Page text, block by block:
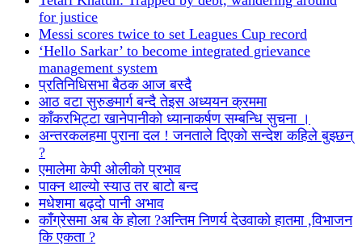
for justice
Messi scores twice to set Leagues Cup record
‘Hello Sarkar’ to become integrated grievance
management system
प्रतिनिधिसभा बैठक आज बस्दै
आठ वटा सुरुङमार्ग बन्दै तेइस अध्ययन क्रममा
काँकरभिट्टा खानेपानीको ध्यानाकर्षण सम्बन्धि सुचना ।
अन्तरकलहमा पुराना दल ! जनताले दिएको सन्देश कहिले बुझ्छन्
?
एमालेमा केपी ओलीको प्रभाव
पाक्न थाल्यो स्याउ तर बाटो बन्द
मधेशमा बढ्दो पानी अभाव
काँग्रेसमा अब के होला ?अन्तिम निणर्य देउवाको हातमा ,विभाजन
कि एकता ?